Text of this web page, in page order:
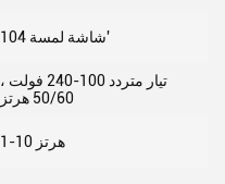
10شاشة لمسة 4'
تيار متردد 100-240 فولت ،
50/60 هرتز
1-10 هرتز